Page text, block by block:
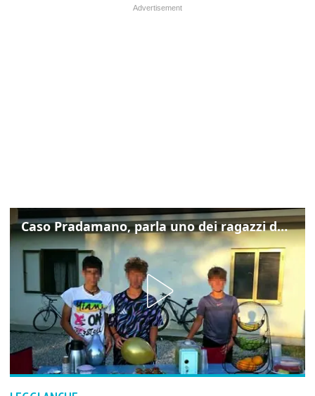
Caso Pradamano, parla uno dei ragazzi denunciati per la limonata: "Volevo anche aiutare i miei"